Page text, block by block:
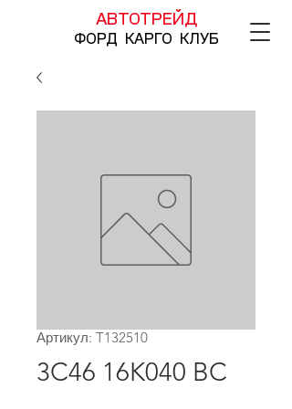
АВТОТРЕЙД
ФОРД КАРГО КЛУБ
Артикул: T132510
3C46 16K040 BC